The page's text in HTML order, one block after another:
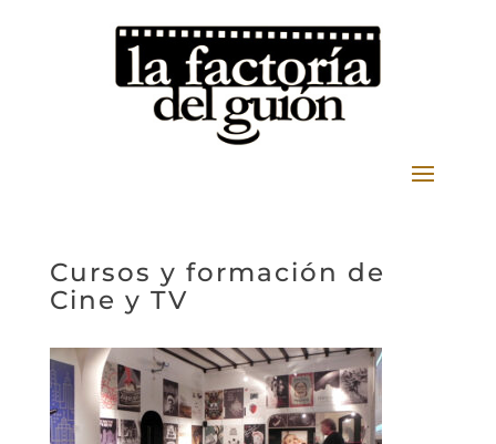
Cursos y formación de
Cine y TV